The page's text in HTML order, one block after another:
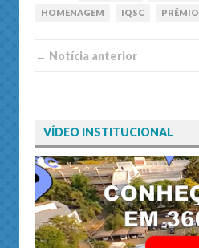
HOMENAGEM
IQSC PRÊMIO
← Notí­cia anterior
VÍDEO INSTITUCIONAL